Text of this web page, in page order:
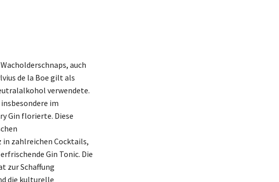
auch
de la Boe gilt als
verwendete.
im
Gin florierte. Diese
in zahlreichen Cocktails,
Gin Tonic. Die
zur Schaffung
die kulturelle